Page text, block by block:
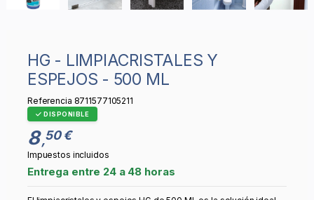
HG - LIMPIACRISTALES Y
ESPEJOS - 500 ML
Referencia 8711577105211
DISPONIBLE
8,50 €
Impuestos incluidos
Entrega entre 24 a 48 horas